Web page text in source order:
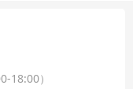
18:00）